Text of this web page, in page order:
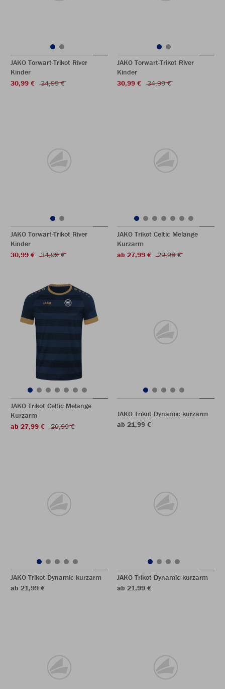
JAKO Torwart-Trikot River
Kinder
30,99 €
34,99 €
JAKO Torwart-Trikot River
Kinder
30,99 €
34,99 €
JAKO Torwart-Trikot River
Kinder
30,99 €
34,99 €
JAKO Trikot Celtic Melange
Kurzarm
ab 27,99 €
29,99 €
JAKO Trikot Celtic Melange
Kurzarm
ab 27,99 €
29,99 €
JAKO Trikot Dynamic kurzarm
ab 21,99 €
JAKO Trikot Dynamic kurzarm
ab 21,99 €
JAKO Trikot Dynamic kurzarm
ab 21,99 €